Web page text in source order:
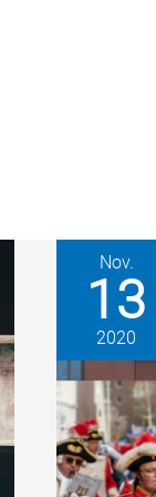
Nov.
13
2020